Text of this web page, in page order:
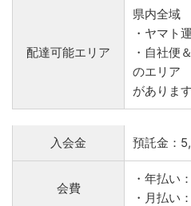
配達可能エリア
県内全域
・ヤマト
・自社便
のエリア
があります
入会金 預託金：
会費
・年払い
・月払い